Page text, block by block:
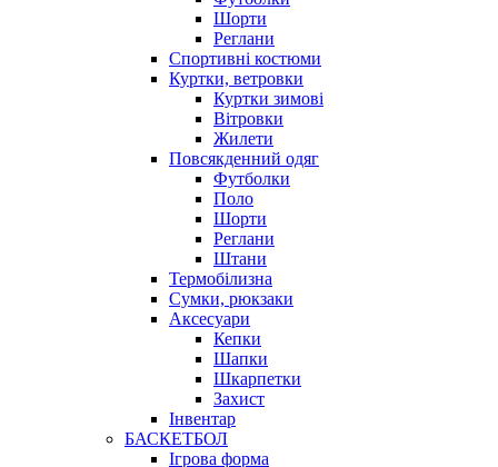
Шорти
Реглани
Спортивні костюми
Куртки, ветровки
Куртки зимові
Вітровки
Жилети
Повсякденний одяг
Футболки
Поло
Шорти
Реглани
Штани
Термобілизна
Сумки, рюкзаки
Аксесуари
Кепки
Шапки
Шкарпетки
Захист
Інвентар
БАСКЕТБОЛ
Ігрова форма